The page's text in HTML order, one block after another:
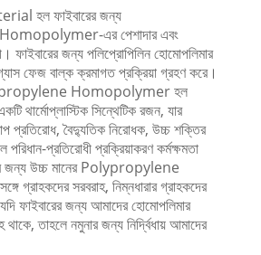
হল ফাইবারের জন্য
এর পেশাদার এবং
ফাইবারের জন্য পলিপ্রোপিলিন হোমোপলিমার
ফেজ বাল্ক ক্রমাগত প্রক্রিয়া গ্রহণ করে।
Homopolymer হল
থার্মোপ্লাস্টিক সিন্থেটিক রজন, যার
প্রতিরোধ, বৈদ্যুতিক নিরোধক, উচ্চ শক্তির
পরিধান-প্রতিরোধী প্রক্রিয়াকরণ কর্মক্ষমতা
জন্য উচ্চ মানের Polypropylene
সরবরাহ, নিম্নধারার গ্রাহকদের
ফাইবারের জন্য আমাদের হোমোপলিমার
তাহলে নমুনার জন্য নির্দ্বিধায় আমাদের